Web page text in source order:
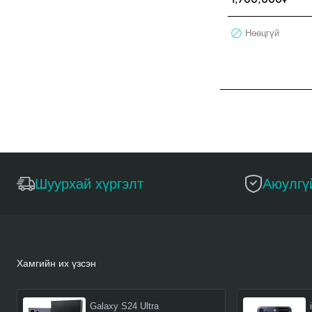
Нөөцгүй
Шуурхай хүргэлт
Хамгийн их үзсэн
Galaxy S24 Ultra